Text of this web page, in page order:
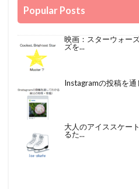
Popular Posts
映画：スターウォー
ズを...
Instagramの投稿を通
大人のアイススケー
るた...